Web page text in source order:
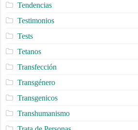
Tendencias
Testimonios
Tests
Tetanos
Transfección
Transgénero
Transgenicos
Transhumanismo